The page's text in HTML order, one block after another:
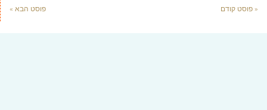
« פוסט קודם פוסט הבא »